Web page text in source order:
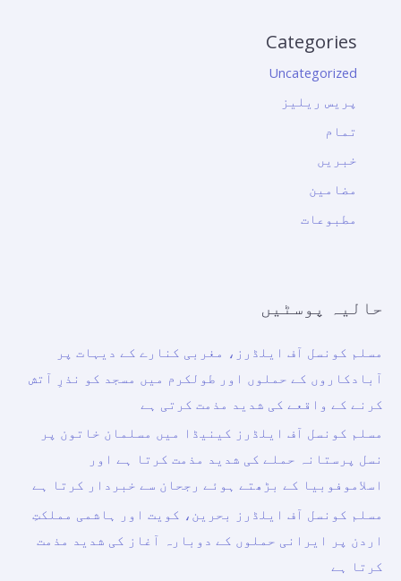
Categories
Uncategorized
پریس ریلیز
تمام
خبریں
مضامین
مطبوعات
حالیہ پوسٹیں
مسلم کونسل آف ایلڈرز، مغربی کنارے کے دیہات پر
آبادکاروں کے حملوں اور طولکرم میں مسجد کو نذرِ آتش
کرنے کے واقعے کی شدید مذمت کرتی ہے
مسلم کونسل آف ایلڈرز کینیڈا میں مسلمان خاتون پر
نسل پرستانہ حملے کی شدید مذمت کرتا ہے اور
اسلاموفوبیا کے بڑھتے ہوئے رجحان سے خبردار کرتا ہے
مسلم کونسل آف ایلڈرز بحرین، کویت اور ہاشمی مملکتِ
اردن پر ایرانی حملوں کے دوبارہ آغاز کی شدید مذمت
کرتا ہے